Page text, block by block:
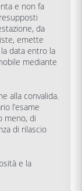
e non fa
da
emette
data entro la
mediante
alla convalida.
l’esame
meno, di
di rilascio
e la